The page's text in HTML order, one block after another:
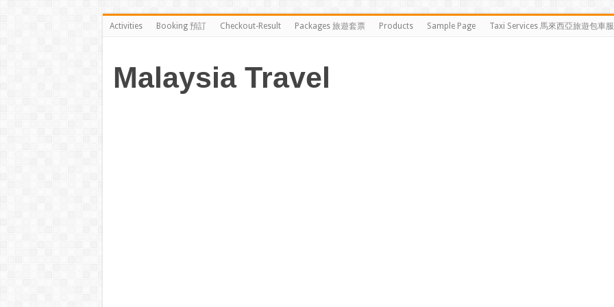
Activities Booking 預訂 Checkout-Result Packages 旅遊套票 Products Sample Page Taxi Services 馬來西亞旅遊包車
Malaysia Travel